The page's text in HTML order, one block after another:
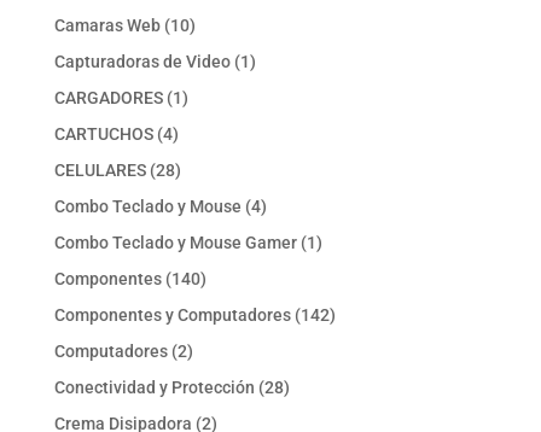
Camaras Web 1010
productos
Capturadoras de Video 11
CARGADORES 11
CARTUCHOS 44
productos
CELULARES 2828
productos
Combo Teclado y Mouse 44
productos
Combo Teclado y Mouse Gamer 11
Componentes 140140
productos
Componentes y Computadores 142142
Computadores 22
productos
Conectividad y Protección 2828
Crema Disipadora 22